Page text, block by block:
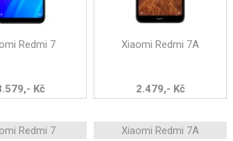
Redmi 7
Kč
Xiaomi Redmi 7A
2.479,- Kč
Redmi 7 Xiaomi Redmi 7A